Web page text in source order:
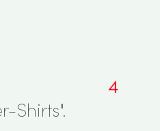
4
Shirts".